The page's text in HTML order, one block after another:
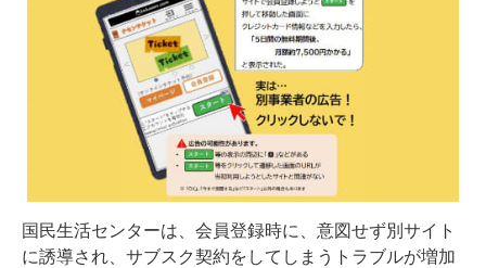
国民生活センターは、会員登録時に、意図せず別サイト
に誘導され、サブスク契約をしてしまうトラブルが増加